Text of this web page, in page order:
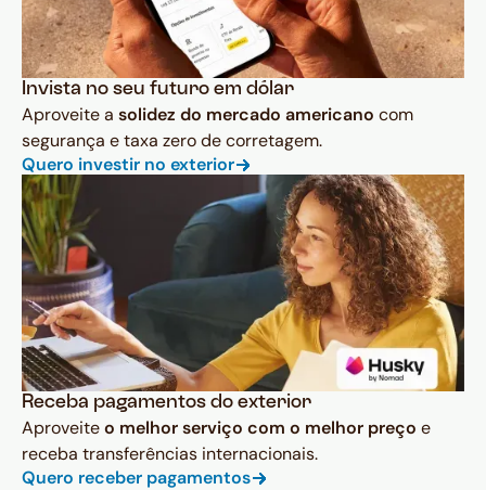
Invista no seu futuro em dólar
Aproveite a solidez do mercado americano com
segurança e taxa zero de corretagem.
Quero investir no exterior
Receba pagamentos do exterior
Aproveiteo melhor serviço com o melhor preço e
receba transferências internacionais.
Quero receber pagamentos